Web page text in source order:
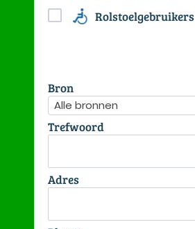
Rolstoelgebruikers
Bron
Alle bronnen
Trefwoord
Adres